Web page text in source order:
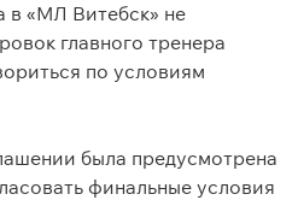
в «МЛ Витебск» не
главного тренера
по условиям
была предусмотрена
финальные условия